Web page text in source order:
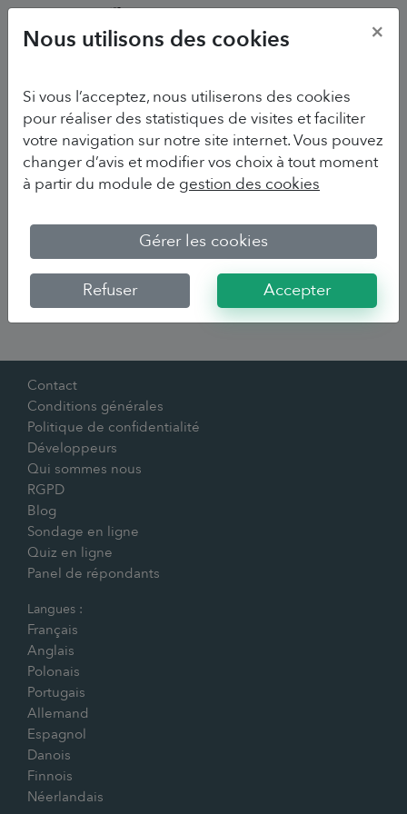
Réinitialiser votre mot de passe
Adresse mail
Envoyer le lien de
réinitialisation
Contact
Conditions générales
Politique de confidentialité
Développeurs
Qui sommes nous
RGPD
Blog
Sondage en ligne
Quiz en ligne
Panel de répondants
Langues :
Français
Anglais
Polonais
Portugais
Allemand
Espagnol
Danois
Finnois
Néerlandais
Nous utilisons des cookies ×
Si vous l’acceptez, nous utiliserons des cookies
pour réaliser des statistiques de visites et faciliter
votre navigation sur notre site internet. Vous pouvez
changer d’avis et modifier vos choix à tout moment
à partir du module de gestion des cookies
Gérer les cookies
Refuser Accepter